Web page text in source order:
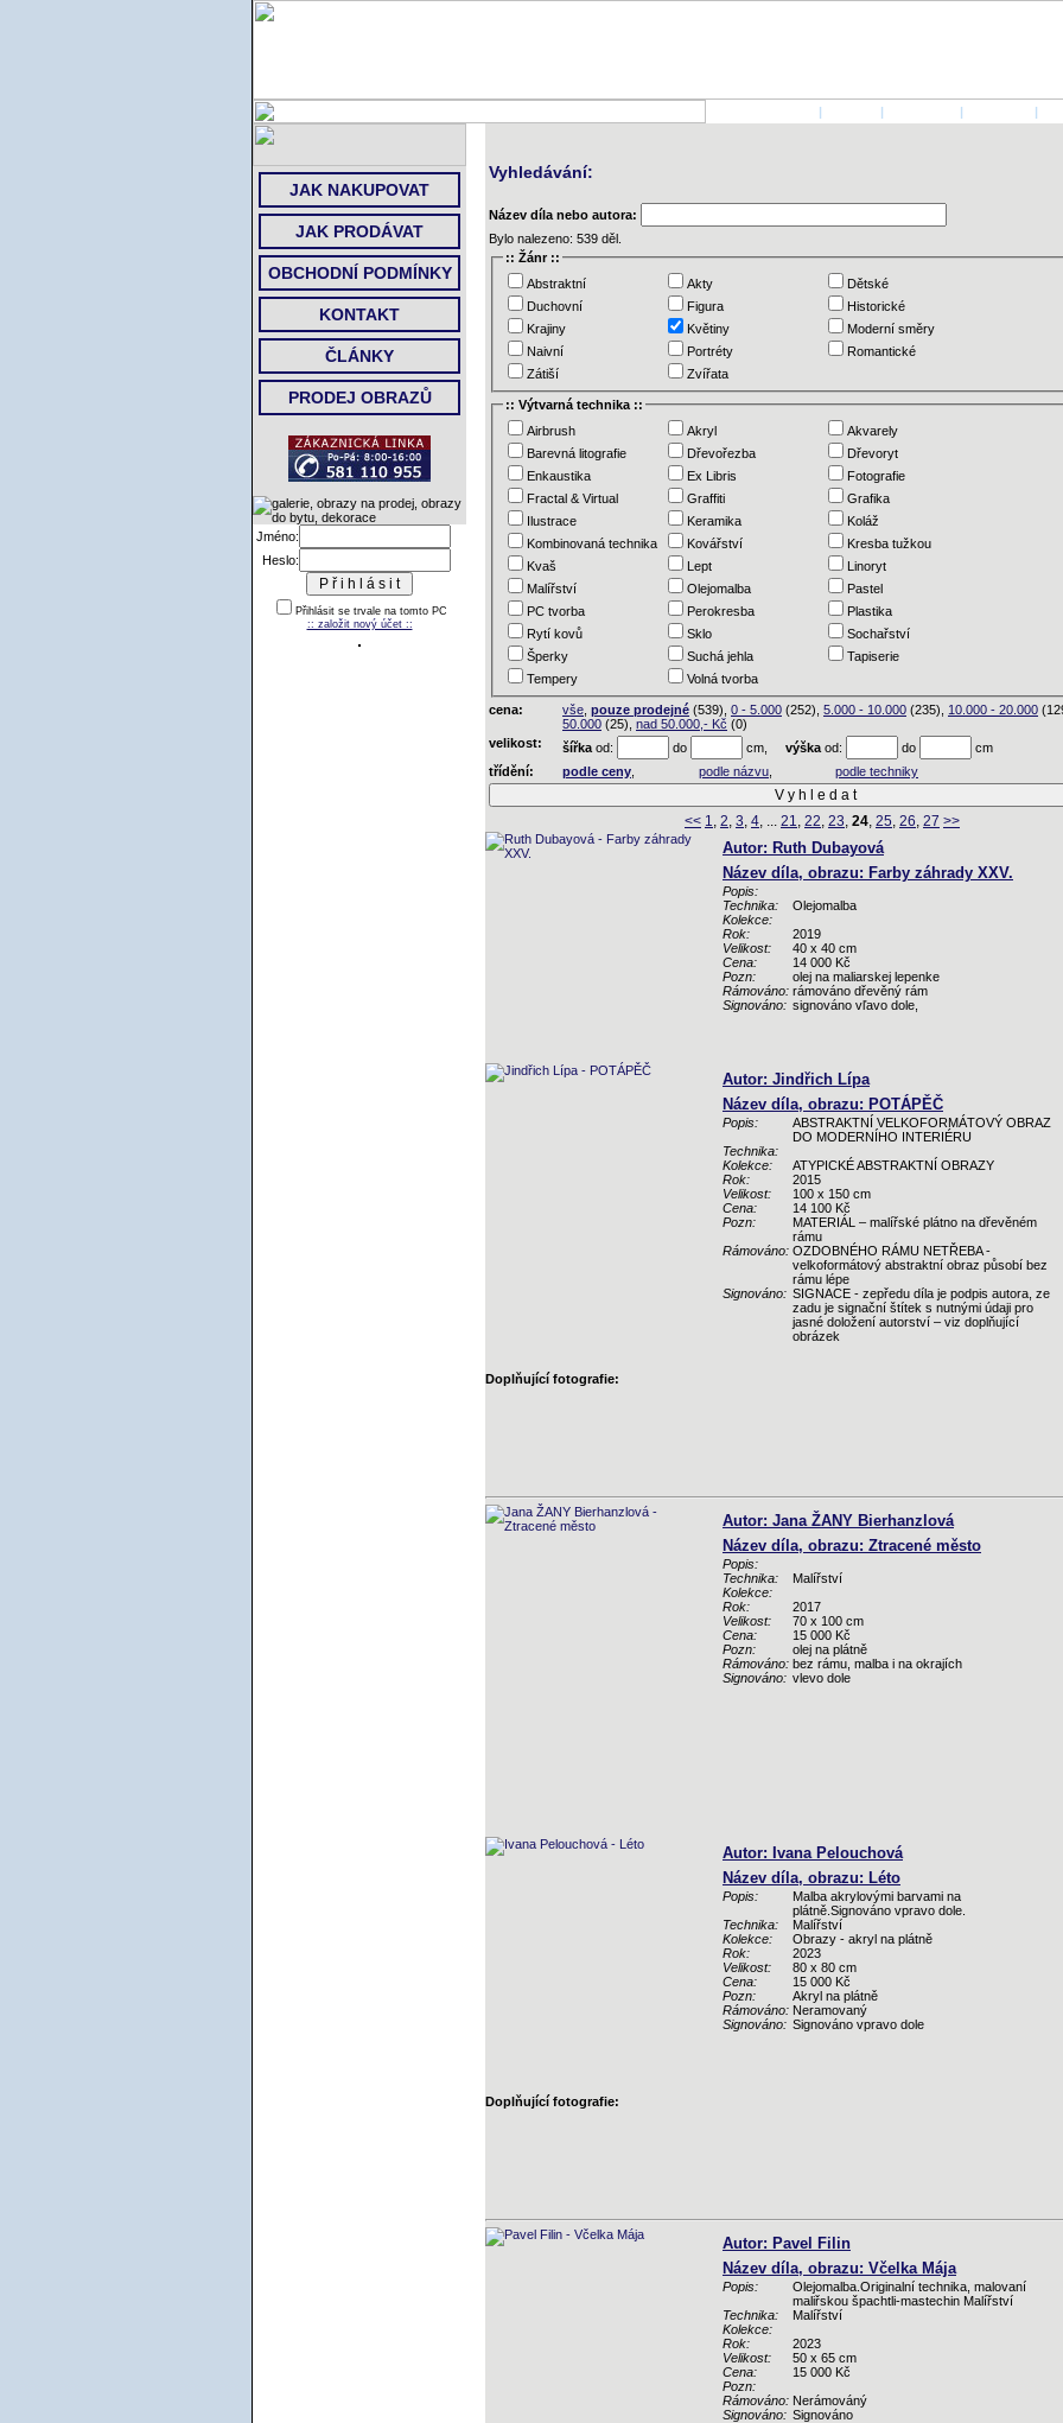
| | | |
JAK NAKUPOVAT
JAK PRODÁVAT
OBCHODNÍ PODMÍNKY
KONTAKT
ČLÁNKY
PRODEJ OBRAZŮ
Jméno:
Heslo:
Přihlásit se trvale na tomto PC
:: založit nový účet ::
Vyhledávání:
Název díla nebo autora:
Bylo nalezeno: 539 děl.
:: Žánr ::
Abstraktní
Akty
Dětské
Duchovní
Figura
Historické
Krajiny
Květiny
Moderní směry
Naivní
Portréty
Romantické
Zátiší
Zvířata
:: Výtvarná technika ::
Airbrush
Akryl
Akvarely
Barevná litografie
Dřevořezba
Dřevoryt
Enkaustika
Ex Libris
Fotografie
Fractal & Virtual
Graffiti
Grafika
Ilustrace
Keramika
Koláž
Kombinovaná technika
Kovářství
Kresba tužkou
Kvaš
Lept
Linoryt
Malířství
Olejomalba
Pastel
PC tvorba
Perokresba
Plastika
Rytí kovů
Sklo
Sochařství
Šperky
Suchá jehla
Tapiserie
Tempery
Volná tvorba
vše pouze prodejné (539), 0 - 5.000 (252), 5.000 - 10.000 (235), 10.000 - 20.000
50.000 (25), nad 50.000,- Kč (0)
cena:
velikost: šířka od: do cm, výška od: do
cm
podle ceny
podle názvu podle techniky
třídění:
<< 1, 2, 3, 4, ... 21, 22, 23, 24, 25, 26, 27 >>
Autor: Ruth Dubayová
Název díla, obrazu: Farby záhrady XXV.
Popis:
Technika:
Olejomalba
Kolekce:
Rok:
2019
Velikost:
40 x 40 cm
Cena:
14 000 Kč
Pozn:
olej na maliarskej lepenke
Rámováno: rámováno dřevěný rám
Signováno: signováno vľavo dole,
Autor: Jindřich Lípa
Název díla, obrazu: POTÁPĚČ
Popis:
ABSTRAKTNÍ VELKOFORMÁTOVÝ OBRAZ
DO MODERNÍHO INTERIÉRU
Technika:
Kolekce:
ATYPICKÉ ABSTRAKTNÍ OBRAZY
Rok:
2015
Velikost:
100 x 150 cm
Cena:
14 100 Kč
Pozn:
MATERIÁL – malířské plátno na dřevěném
rámu
Rámováno: OZDOBNÉHO RÁMU NETŘEBA -
velkoformátový abstraktní obraz působí bez
rámu lépe
Signováno: SIGNACE - zepředu díla je podpis autora, ze
zadu je signační štítek s nutnými údaji pro
jasné doložení autorství – viz doplňující
obrázek
Doplňující fotografie:
Autor: Jana ŽANY Bierhanzlová
Název díla, obrazu: Ztracené město
Popis:
Technika:
Malířství
Kolekce:
Rok:
2017
Velikost:
70 x 100 cm
Cena:
15 000 Kč
Pozn:
olej na plátně
Rámováno: bez rámu, malba i na okrajích
Signováno: vlevo dole
Autor: Ivana Pelouchová
Název díla, obrazu: Léto
Popis:
Malba akrylovými barvami na
plátně.Signováno vpravo dole.
Technika:
Malířství
Kolekce:
Obrazy - akryl na plátně
Rok:
2023
Velikost:
80 x 80 cm
Cena:
15 000 Kč
Pozn:
Akryl na plátně
Rámováno: Neramovaný
Signováno: Signováno vpravo dole
Doplňující fotografie:
Autor: Pavel Filin
Název díla, obrazu: Včelka Mája
Popis:
Olejomalba.Originalní technika, malovaní
maliřskou špachtli-mastechin Malířství
Technika:
Malířství
Kolekce:
Rok:
2023
Velikost:
50 x 65 cm
Cena:
15 000 Kč
Pozn:
Rámováno: Nerámováný
Signováno: Signováno